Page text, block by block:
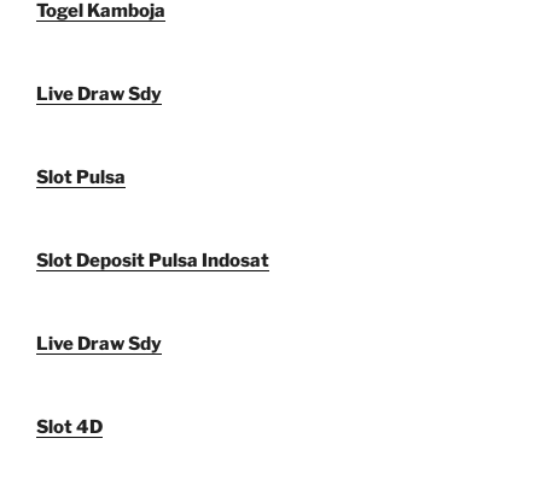
Togel Kamboja
Live Draw Sdy
Slot Pulsa
Slot Deposit Pulsa Indosat
Live Draw Sdy
Slot 4D